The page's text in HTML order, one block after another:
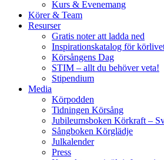
Kurs & Evenemang
Körer & Team
Resurser
Gratis noter att ladda ned
Inspirationskatalog för
Körsångens Dag
STIM – allt du behöver veta!
Stipendium
Media
Körpodden
Tidningen Körsång
Jubileumsboken Körkraft –
Sångboken Körglädje
Julkalender
Press